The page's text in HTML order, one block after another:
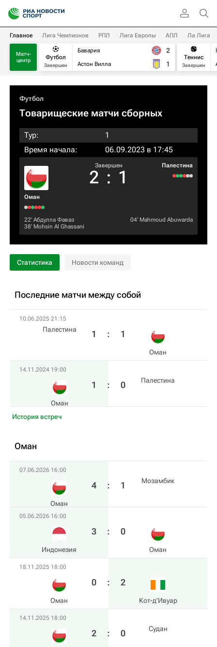
Главное Лига Чемпионов РПЛ Лига Европы АПЛ Ла Лига
Матч-
центр
Футбол
Завершен
Бавария
Астон Вилла
2
1
Теннис
Завершен
Футбол
Товарищеские матчи сборных
Тур:
1
Время начала:
06.09.2023 в 17:45
Оман
Завершен
2 : 1
Палестина
22‎’‎ Абдулла Фаваз
38‎’‎ Mohsin Al Ghassani
04‎’‎ Mahmoud Abuwarda
Статистика Новости команд
Последние матчи между собой
10.06.2025 21:15
Палестина 1 : 1
Оман
14.11.2024 19:00
Оман
1 : 0 Палестина
История встреч
Оман
07.06.2026 16:00
Оман
4 : 1 Мозамбик
05.06.2026 16:00
Индонезия
3 : 0
Оман
18.11.2025 18:00
Оман
0 : 2
Кот-д’Ивуар
14.11.2025 18:00
2 : 0 Судан